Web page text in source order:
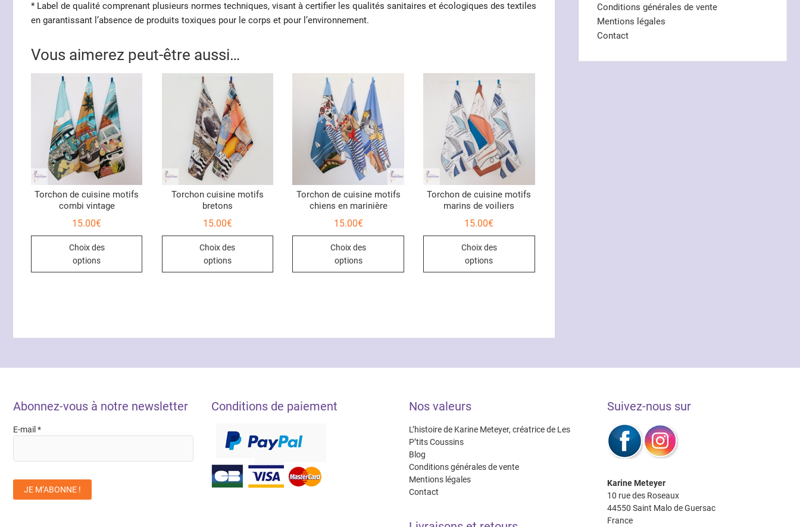
* Label de qualité comprenant plusieurs normes techniques, visant à certifier les qualités sanitaires et écologiques des textiles
en garantissant l’absence de produits toxiques pour le corps et pour l’environnement.
Vous aimerez peut-être aussi…
Torchon de cuisine motifs
combi vintage
15.00€
Choix des
options
Ce
peuvent
choisies
page
produit
Torchon cuisine motifs
bretons
15.00€
Choix des
options
Ce
peuvent
choisies
page
produit
Torchon de cuisine motifs
chiens en marinière
15.00€
Choix des
options
Ce
peuvent
choisies
page
du
produit
Torchon de cuisine motifs
marins de voiliers
15.00€
Choix des
options
Ce
peuvent
choisies
du
Conditions générales de vente
Mentions légales
Contact
Abonnez-vous à notre newsletter
E-mail *
Conditions de paiement Nos valeurs
L’histoire de Karine Meteyer, créatrice de Les
P’tits Coussins
Blog
Conditions générales de vente
Mentions légales
Contact
Suivez-nous sur
Karine Meteyer
10 rue des Roseaux
44550 Saint Malo de Guersac
France